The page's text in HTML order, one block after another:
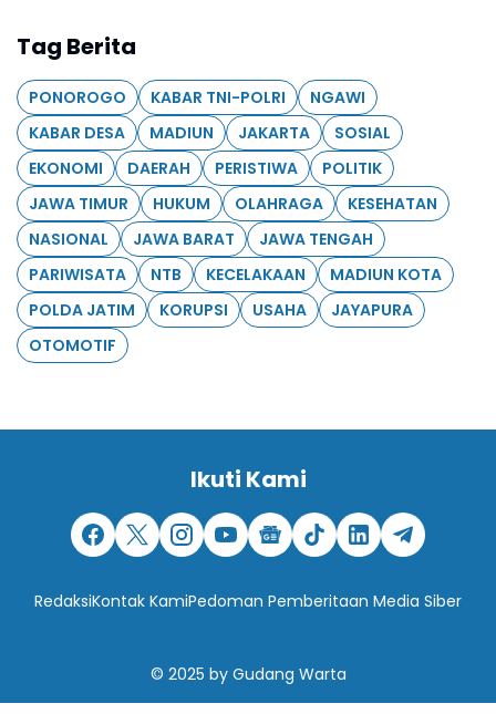
Tag Berita
PONOROGO KABAR TNI-POLRI
NGAWI
KABAR DESA
MADIUN JAKARTA
SOSIAL
EKONOMI
DAERAH PERISTIWA
POLITIK
JAWA TIMUR
HUKUM OLAHRAGA
KESEHATAN
NASIONAL
JAWA BARAT
JAWA TENGAH
PARIWISATA
NTB KECELAKAAN
MADIUN KOTA
POLDA JATIM
KORUPSI USAHA
JAYAPURA
OTOMOTIF
Ikuti Kami
RedaksiKontak KamiPedoman Pemberitaan Media Siber
© 2025 by Gudang Warta